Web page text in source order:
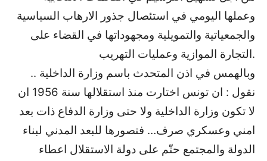
وعملها اليومي في استئصال جذور الارهاب السياسية
والجمعياتية والتمويلية ومجهوداتها في القضاء على
التجارة الموازية وعمليات التهريب.
.. وبالهمس في اذن المتحدث باسم وزارة الداخلية
نقول : ان تونس اختارت منذ استقلالها سنة 1956 ان
لا تكون وزارة الداخلية ولا حتى وزارة الدفاع ذات بعد
امني وعسكري صرف… فتصورها للبعد المدني لبناء
الدولة والمجتمع حتّم على دولة الاستقلال اعطاء